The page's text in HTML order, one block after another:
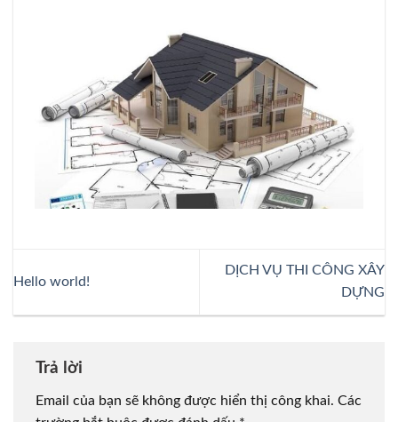
Hello world!
DỊCH VỤ THI CÔNG XÂY
DỰNG
Trả lời
Email của bạn sẽ không được hiển thị công khai. Các